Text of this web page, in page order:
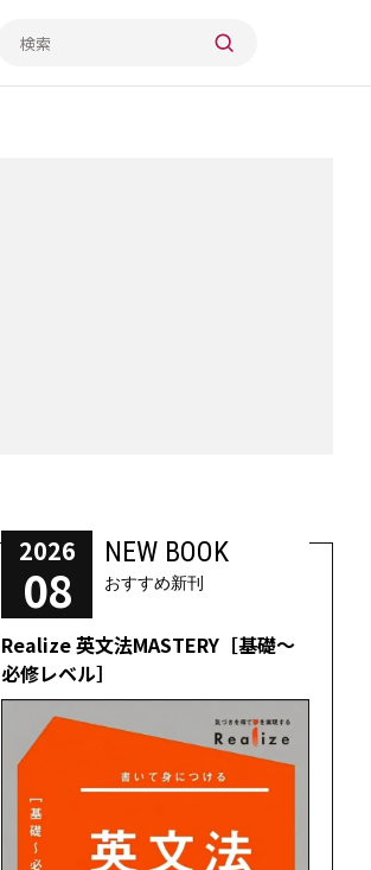
2026
08
NEW BOOK
おすすめ新刊
Realize 英文法MASTERY［基礎～
必修レベル］